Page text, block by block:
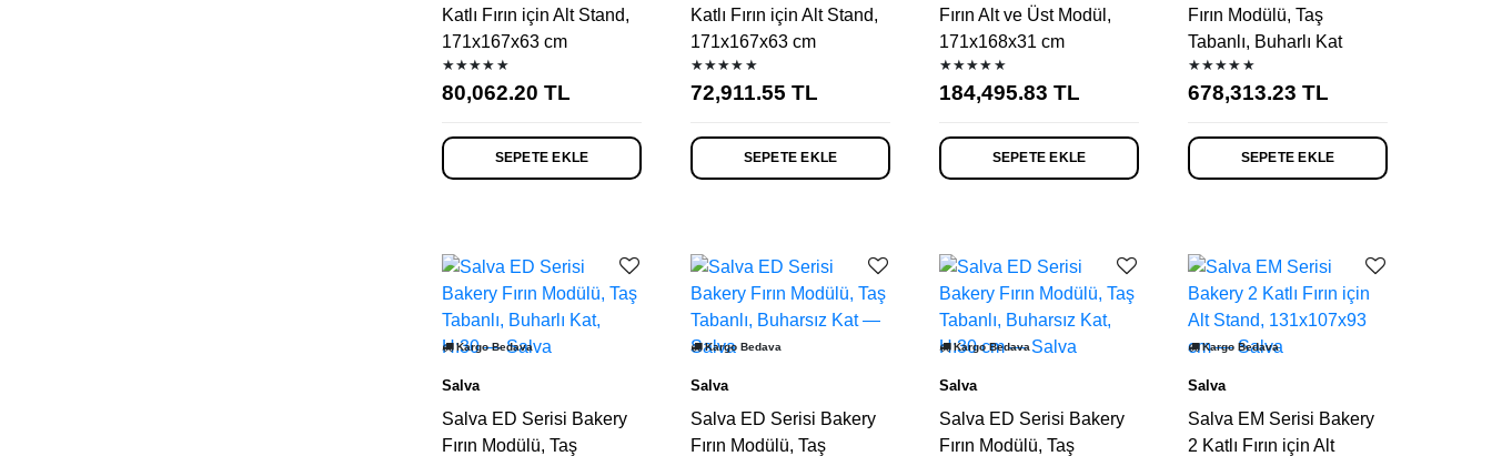
Katlı Fırın için Alt Stand,
171x167x63 cm
★★★★★
80,062.20 TL
SEPETE EKLE
Katlı Fırın için Alt Stand,
171x167x63 cm
★★★★★
72,911.55 TL
SEPETE EKLE
Fırın Alt ve Üst Modül,
171x168x31 cm
★★★★★
184,495.83 TL
SEPETE EKLE
Fırın Modülü, Taş
Tabanlı, Buharlı Kat
★★★★★
678,313.23 TL
SEPETE EKLE
Kargo Bedava
Salva
Salva ED Serisi Bakery
Fırın Modülü, Taş
Kargo Bedava
Salva
Salva ED Serisi Bakery
Fırın Modülü, Taş
Kargo Bedava
Salva
Salva ED Serisi Bakery
Fırın Modülü, Taş
Kargo Bedava
Salva
Salva EM Serisi Bakery
2 Katlı Fırın için Alt